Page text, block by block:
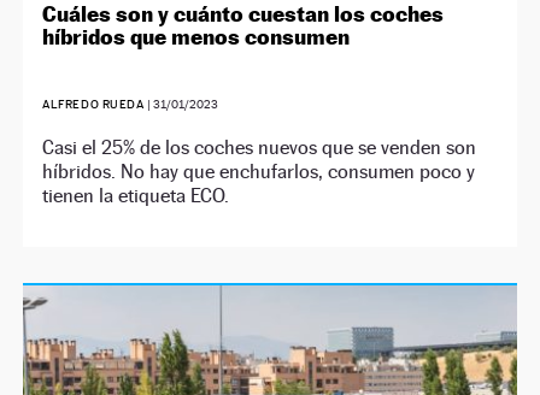
Cuáles son y cuánto cuestan los coches
híbridos que menos consumen
ALFREDO RUEDA | 31/01/2023
Casi el 25% de los coches nuevos que se venden son
híbridos. No hay que enchufarlos, consumen poco y
tienen la etiqueta ECO.